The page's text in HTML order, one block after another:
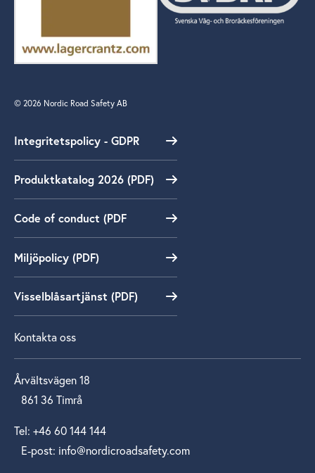
© 2026 Nordic Road Safety AB
Integritetspolicy - GDPR
Produktkatalog 2026 (PDF)
Code of conduct (PDF
Miljöpolicy (PDF)
Visselblåsartjänst (PDF)
Kontakta oss
Årvältsvägen 18
861 36 Timrå
Tel: +46 60 144 144
E‑post: info@nordicroadsafety.com